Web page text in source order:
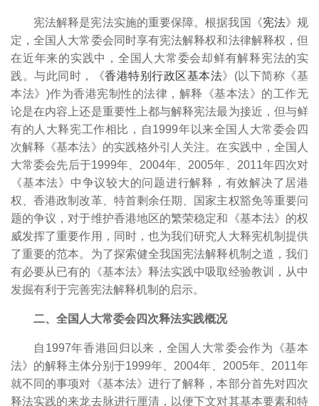
宪法解释是宪法实施的重要保障。根据我国《宪法》规
定，全国人大常委会同时享有宪法解释权和法律解释权，但
在近年来的实践中，全国人大常委会却鲜有解释宪法的实
践。与此同时，《香港特别行政区基本法》(以下简称《基
本法》)作为香港宪制性的法律， 解释《基本法》的工作无
论是在内容上还是重要性上都与解释宪法最为接近，但与鲜
有的人大释宪工作相比，自1999年以来全国人大常委会四
次解释《基本法》的实践格外引人关注。在实践中，全国人
大常委会先后于1999年、2004年、2005年、2011年四次对
《基本法》中争议较大的问题进行解释，有效解决了居港
权、香港政制改革、特首剩余任期、国家主权豁免等重要问
题的争议，对于维护香港地区的繁荣稳定和《基本法》的权
威发挥了重要作用，同时，也为我们研究人大释宪机制提供
了重要的范本。为了探索健全我国宪法解释机制之道，我们
有必要从已有的《基本法》释法实践中吸取经验教训，从中
发掘有利于完善宪法解释机制的启示。
二、全国人大常委会四次释法实践概况
自1997年香港回归以来，全国人大常委会作为《基本
法》的解释主体分别于1999年、2004年、2005年、2011年
就不同的事项对《基本法》进行了解释，本部分首先对四次
释法实践的来龙去脉进行厘清，以便下文对其基本要素和特